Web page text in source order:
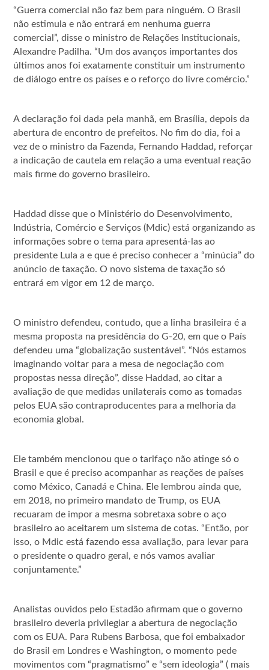
“Guerra comercial não faz bem para ninguém. O Brasil
não estimula e não entrará em nenhuma guerra
comercial”, disse o ministro de Relações Institucionais,
Alexandre Padilha. “Um dos avanços importantes dos
últimos anos foi exatamente constituir um instrumento
de diálogo entre os países e o reforço do livre comércio.”
A declaração foi dada pela manhã, em Brasília, depois da
abertura de encontro de prefeitos. No fim do dia, foi a
vez de o ministro da Fazenda, Fernando Haddad, reforçar
a indicação de cautela em relação a uma eventual reação
mais firme do governo brasileiro.
Haddad disse que o Ministério do Desenvolvimento,
Indústria, Comércio e Serviços (Mdic) está organizando as
informações sobre o tema para apresentá-las ao
presidente Lula a e que é preciso conhecer a “minúcia” do
anúncio de taxação. O novo sistema de taxação só
entrará em vigor em 12 de março.
O ministro defendeu, contudo, que a linha brasileira é a
mesma proposta na presidência do G-20, em que o País
defendeu uma “globalização sustentável”. “Nós estamos
imaginando voltar para a mesa de negociação com
propostas nessa direção”, disse Haddad, ao citar a
avaliação de que medidas unilaterais como as tomadas
pelos EUA são contraproducentes para a melhoria da
economia global.
Ele também mencionou que o tarifaço não atinge só o
Brasil e que é preciso acompanhar as reações de países
como México, Canadá e China. Ele lembrou ainda que,
em 2018, no primeiro mandato de Trump, os EUA
recuaram de impor a mesma sobretaxa sobre o aço
brasileiro ao aceitarem um sistema de cotas. “Então, por
isso, o Mdic está fazendo essa avaliação, para levar para
o presidente o quadro geral, e nós vamos avaliar
conjuntamente.”
Analistas ouvidos pelo Estadão afirmam que o governo
brasileiro deveria privilegiar a abertura de negociação
com os EUA. Para Rubens Barbosa, que foi embaixador
do Brasil em Londres e Washington, o momento pede
movimentos com “pragmatismo” e “sem ideologia” ( mais